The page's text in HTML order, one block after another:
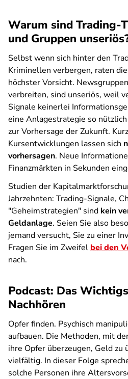
Warum sind Trading-
und Gruppen
Selbst wenn sich hinter den
Kriminellen verbergen, raten
höchster Vorsicht.
verbreiten, sind unseriös, weil
Signale keinerlei
eine Anlagestrategie so
zur Vorhersage der Zukunft.
Kursentwicklungen lassen sich
vorhersagen. Neue
Finanzmärkten in Sekunden
Studien der
Jahrzehnten: Trading-Signale,
"Geheimstrategien" sind kein
Geldanlage. Seien Sie also
jemand versucht, Sie zu einer
Fragen Sie im Zweifel bei den
nach.
Podcast: Das
Nachhören
Opfer finden. Psychisch
aufbauen. Die Methoden, mit
ihre Opfer überzeugen, Geld zu
vielfältig. In dieser Folge
solche Personen ihre